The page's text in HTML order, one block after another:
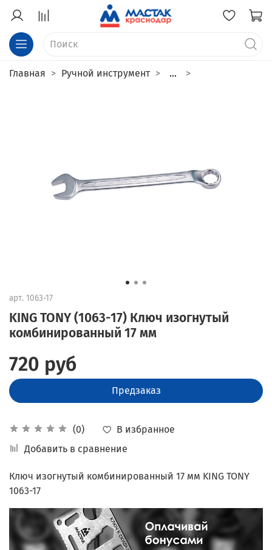
Главная Ручной инструмент ...
арт. 1063-17
KING TONY (1063-17) Ключ изогнутый
комбинированный 17 мм
(0)
В избранное
Добавить в сравнение
720 руб
Предзаказ
Ключ изогнутый комбинированный 17 мм KING TONY
1063-17